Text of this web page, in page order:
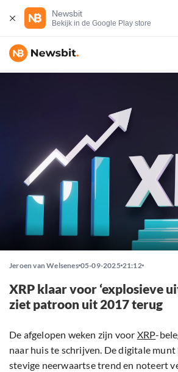
Newsbit
Bekijk in de Google Play store
Jeroen van Welsenes 05-09-2025 21:12
XRP klaar voor ‘explosieve
ziet patroon uit 2017 terug
De afgelopen weken zijn voor XRP-
naar huis te schrijven. De digitale
stevige neerwaartse trend en noteert